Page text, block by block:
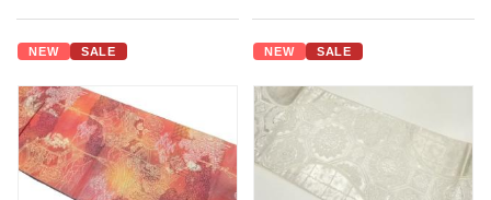
NEW SALE NEW SALE